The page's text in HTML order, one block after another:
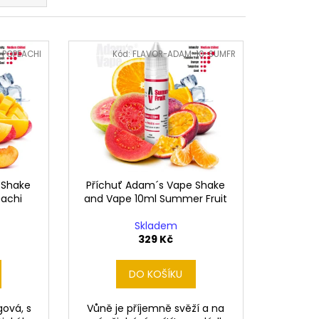
s
Příchuť Adam´s Vape Shake
and Vape 10ml Summer Fruit
Skladem
329 Kč
DO KOŠÍKU
Vůně je příjemně svěží a na
Kód: FLAVOR-ADAM-10-SUMFR
BLEND 10ML-
TABÁK)